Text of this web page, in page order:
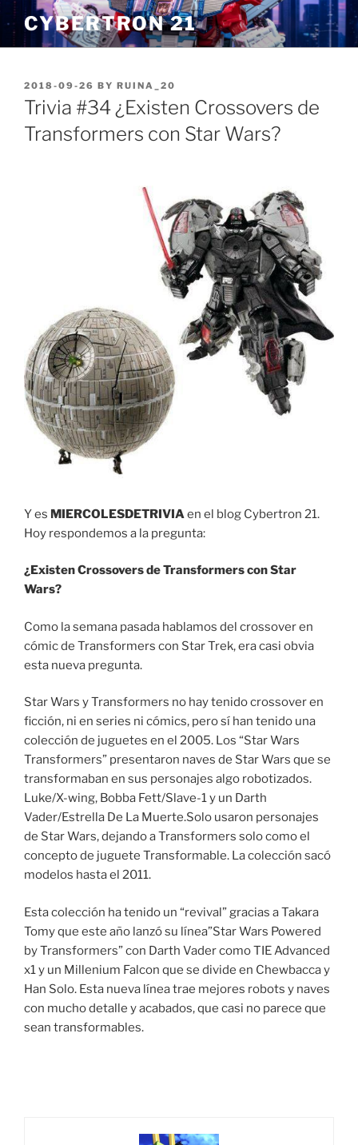
Skip
to
content
CYBERTRON 21
POSTED
ON
2018-09-26 BY RUINA_20
Trivia #34 ¿Existen Crossovers de
Transformers con Star Wars?
Y es MIERCOLESDETRIVIAen el blog Cybertron 21.
Hoy respondemos a la pregunta:
¿Existen Crossovers de Transformers con Star
Wars?
Como la semana pasada hablamos del crossover en
cómic de Transformers con Star Trek, era casi obvia
esta nueva pregunta.
Star Wars y Transformers no hay tenido crossover en
ficción, ni en series ni cómics, pero sí han tenido una
colección de juguetes en el 2005. Los “Star Wars
Transformers” presentaron naves de Star Wars que se
transformaban en sus personajes algo robotizados.
Luke/X-wing, Bobba Fett/Slave-1 y un Darth
Vader/Estrella De La Muerte.Solo usaron personajes
de Star Wars, dejando a Transformers solo como el
concepto de juguete Transformable. La colección sacó
modelos hasta el 2011.
Esta colección ha tenido un “revival” gracias a Takara
Tomy que este año lanzó su línea”Star Wars Powered
by Transformers” con Darth Vader como TIE Advanced
x1 y un Millenium Falcon que se divide en Chewbacca y
Han Solo. Esta nueva línea trae mejores robots y naves
con mucho detalle y acabados, que casi no parece que
sean transformables.